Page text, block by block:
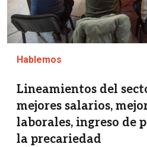
Hablemos
Lineamientos del
mejores salarios,
laborales, ingreso de
la precariedad